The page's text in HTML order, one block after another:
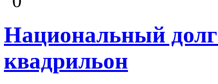
Национальный
квадрильон